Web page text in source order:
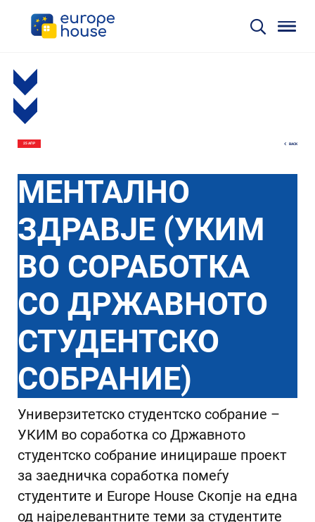
25 АПР BACK
МЕНТАЛНО
ЗДРАВЈЕ (УКИМ
ВО СОРАБОТКА
СО ДРЖАВНОТО
СТУДЕНТСКО
СОБРАНИЕ)
Универзитетско студентско собрание –
УКИМ во соработка со Државното
студентско собрание иницираше проект
за заедничка соработка помеѓу
студентите и Europe House Скопје на една
од најрелевантните теми за студентите